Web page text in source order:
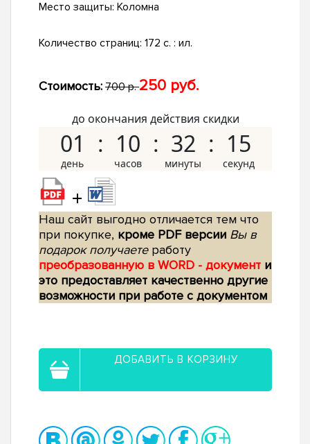
Место защиты: Коломна
Количество страниц: 172 с. : ил.
Стоимость: 700 р.250 руб.
до окончания действия скидки
01 10 32 14
+
Наш сайт выгодно отличается тем что
при покупке, кроме PDF версии Вы в
подарок получаетеработу
преобразованную в WORD - документ и
это предоставляет качественно другие
возможности при работе с документом
ДОБАВИТЬ В КОРЗИНУ